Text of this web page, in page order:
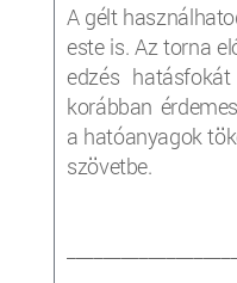
A gélt
este is. Az torna
edzés
korábban
a hatóanyagok
szövetbe.